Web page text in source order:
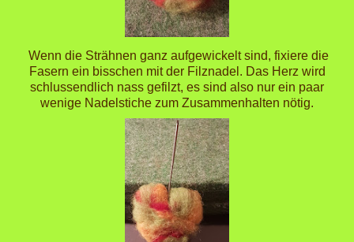
Wenn die Strähnen ganz aufgewickelt sind, fixiere die
Fasern ein bisschen mit der Filznadel. Das Herz wird
schlussendlich nass gefilzt, es sind also nur ein paar
wenige Nadelstiche zum Zusammenhalten nötig.